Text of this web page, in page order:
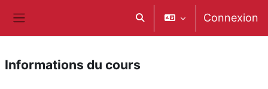
Activer/désactiver la saisie de
Connexion
Informations du cours